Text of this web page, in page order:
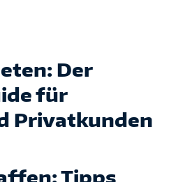
Der
für
Privatkunden
Tipps